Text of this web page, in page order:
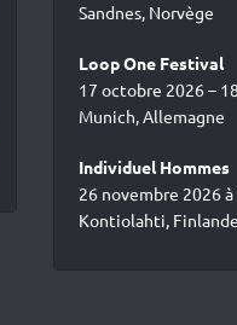
Sandnes, Norvège
Loop One Festival
17 octobre 2026 –
Munich, Allemagne
Individuel Hommes
26 novembre 2026
Kontiolahti, Finlande